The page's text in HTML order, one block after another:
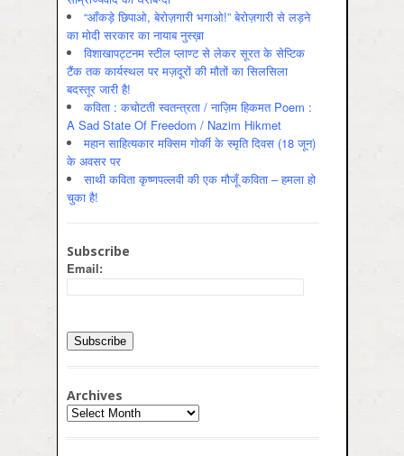
“आँकड़े छिपाओ, बेरोज़गारी भगाओ!” बेरोज़गारी से लड़ने
का मोदी सरकार का नायाब नुस्ख़ा
विशाखापट्टनम स्टील प्लाण्ट से लेकर सूरत के सेप्टिक
टैंक तक कार्यस्थल पर मज़दूरों की मौतों का सिलसिला
बदस्तूर जारी है!
कविता : कचोटती स्वतन्त्रता / नाज़िम हिकमत Poem :
A Sad State Of Freedom / Nazim Hikmet
महान साहित्यकार मक्सिम गोर्की के स्मृति दिवस (18 जून)
के अवसर पर
साथी कविता कृष्णपल्लवी की एक मौजूँ कविता – हमला हो
चुका है!
Subscribe
Email:
Archives
Archives